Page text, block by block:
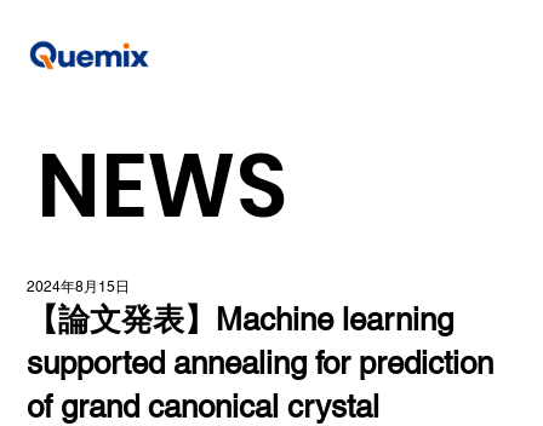
【論文発表】Machine learning
supported annealing for prediction
of grand canonical crystal
2024年8月15日
NEWS